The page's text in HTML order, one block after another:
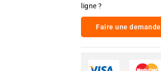
ligne ?
Faire une demande